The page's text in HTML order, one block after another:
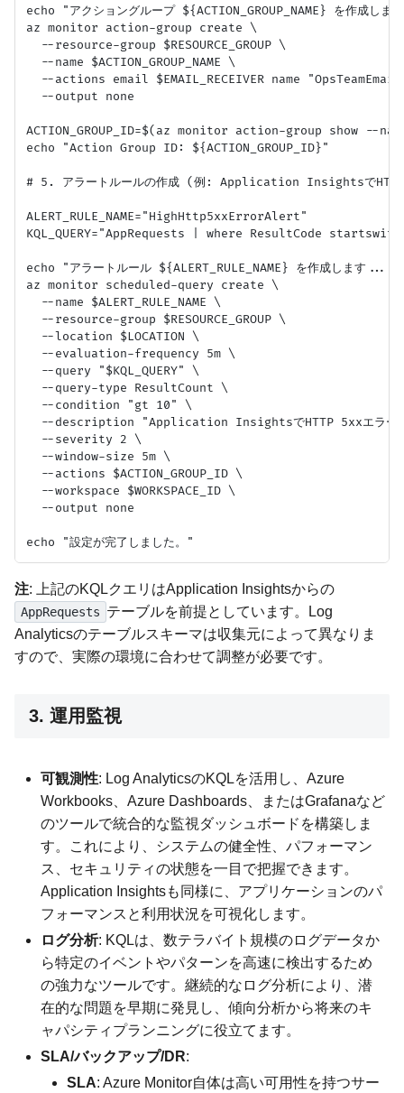
echo "アクショングループ ${ACTION_GROUP_NAME} を作成し
az monitor action-group create \
  --resource-group $RESOURCE_GROUP \
  --name $ACTION_GROUP_NAME \
--actions email $EMAIL_RECEIVER name
  --output none
ACTION_GROUP_ID=$(az monitor action-group show --
echo "Action Group ID: ${ACTION_GROUP_ID}"
# 5. アラートルールの作成 (例: Application InsightsでHTTP
ALERT_RULE_NAME="HighHttp5xxErrorAlert"
KQL_QUERY="AppRequests | where ResultCode
echo "アラートルール ${ALERT_RULE_NAME} を作成します..."
az monitor scheduled-query create \
  --name $ALERT_RULE_NAME \
  --resource-group $RESOURCE_GROUP \
  --location $LOCATION \
  --evaluation-frequency 5m \
  --query "$KQL_QUERY" \
  --query-type ResultCount \
  --condition "gt 10" \
--description "Application InsightsでHTTP 5xxエラーが
  --severity 2 \
  --window-size 5m \
  --actions $ACTION_GROUP_ID \
  --workspace $WORKSPACE_ID \
  --output none
注: 上記のKQLクエリはApplication Insightsからの
AppRequests テーブルを前提としています。Log
Analyticsのテーブルスキーマは収集元によって異なりま
すので、実際の環境に合わせて調整が必要です。
3. 運用監視
可観測性: Log AnalyticsのKQLを活用し、Azure
Workbooks、Azure Dashboards、またはGrafanaなど
のツールで統合的な監視ダッシュボードを構築しま
す。これにより、システムの健全性、パフォーマン
ス、セキュリティの状態を一目で把握できます。
Application Insightsも同様に、アプリケーションのパ
フォーマンスと利用状況を可視化します。
ログ分析: KQLは、数テラバイト規模のログデータか
ら特定のイベントやパターンを高速に検出するため
の強力なツールです。継続的なログ分析により、潜
在的な問題を早期に発見し、傾向分析から将来のキ
ャパシティプランニングに役立てます。
SLA/バックアップ/DR:
SLA: Azure Monitor自体は高い可用性を持つサー